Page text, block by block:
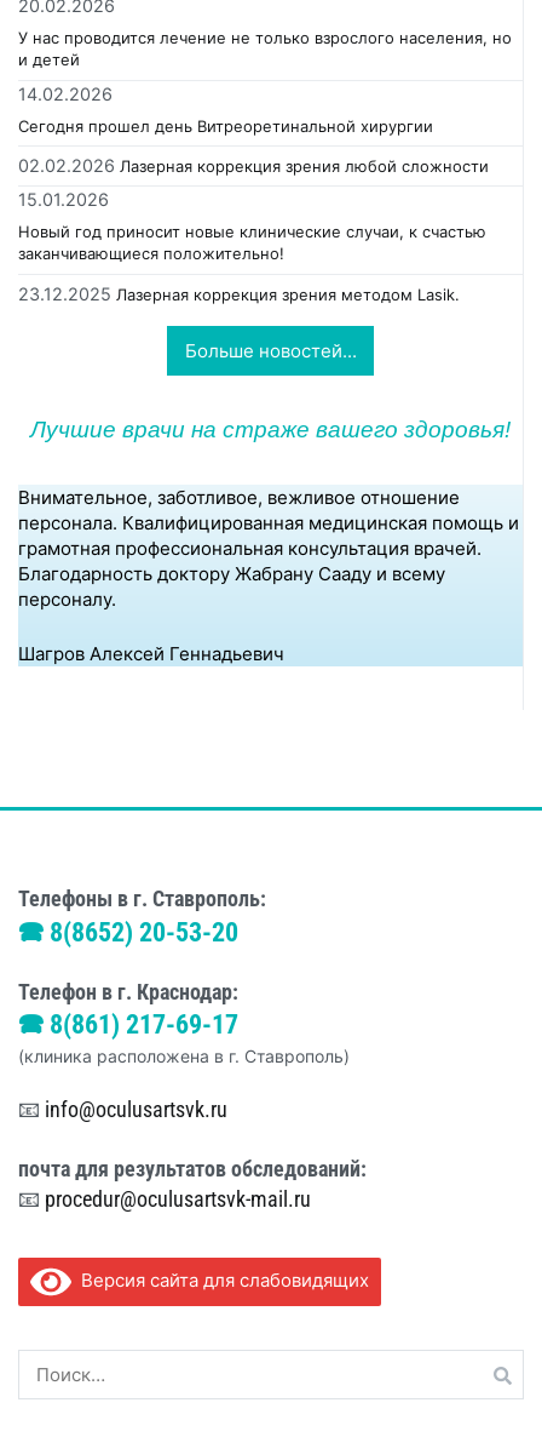
20.02.2026
У нас проводится лечение не только взрослого населения, но
и детей
14.02.2026
Сегодня прошел день Витреоретинальной хирургии
02.02.2026 Лазерная коррекция зрения любой сложности
15.01.2026
Новый год приносит новые клинические случаи, к счастью
заканчивающиеся положительно!
23.12.2025 Лазерная коррекция зрения методом Lasik.
Больше новостей...
Лучшие врачи на страже вашего здоровья!
Внимательное, заботливое, вежливое отношение
персонала. Квалифицированная медицинская помощь и
грамотная профессиональная консультация врачей.
Благодарность доктору Жабрану Сааду и всему
персоналу.
Шагров Алексей Геннадьевич
Телефоны в г. Ставрополь:
🕿 8(8652) 20-53-20
Телефон в г. Краснодар:
🕿 8(861) 217-69-17
(клиника расположена в г. Ставрополь)
📧 info@oculusartsvk.ru
почта для результатов обследований:
📧 procedur@oculusartsvk-mail.ru
Версия сайта для слабовидящих